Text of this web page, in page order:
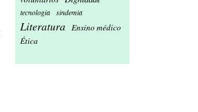
tecnologia sindemia
Literatura
Ensino médico
Ética